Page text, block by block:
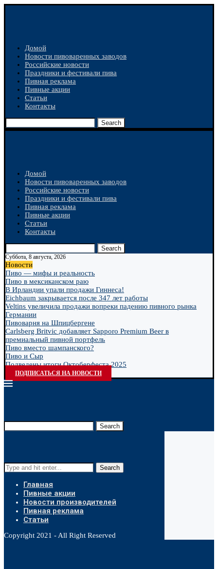
Домой
Новости пивоваренных заводов
Российские новости
Праздники и фестивали пива
Пивная реклама
Пивные акции
Статьи
Контакты
Search
Домой
Новости пивоваренных заводов
Российские новости
Праздники и фестивали пива
Пивная реклама
Пивные акции
Статьи
Контакты
Search
Суббота, 8 августа, 2026
Новости
Пиво — мифы и реальность
Пиво в мексиканском раю
В Ирландии упали продажи Гиннеса!
Eichbaum закрывается после 347 лет работы
Veltins увеличила продажи вопреки падению пивного рынка
Германии
Пивоварня на Шпицбергене
Carlsberg Britvic добавляет Sapporo Premium Beer в
премиальный пивной портфель
Пиво вместо шампанского?
Пиво и Сыр
Подведены итоги Октоберфеста 2025
ПОДПИСАТЬСЯ НА НОВОСТИ
Search
Search
Главная
Пивные акции
Новости производителей
Пивная реклама
Статьи
Copyright 2021 - All Right Reserved